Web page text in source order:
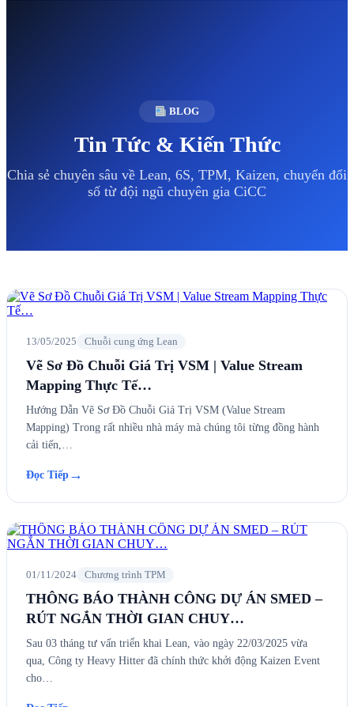
BLOG
Tin Tức & Kiến Thức
Chia sẻ chuyên sâu về Lean, 6S, TPM, Kaizen, chuyển đổi
số từ đội ngũ chuyên gia CiCC
13/05/2025 Chuỗi cung ứng Lean
Vẽ Sơ Đồ Chuỗi Giá Trị VSM | Value Stream
Mapping Thực Tế…
Hướng Dẫn Vẽ Sơ Đồ Chuỗi Giá Trị VSM (Value Stream
Mapping) Trong rất nhiều nhà máy mà chúng tôi từng đồng hành
cải tiến,…
Đọc Tiếp →
01/11/2024 Chương trình TPM
THÔNG BÁO THÀNH CÔNG DỰ ÁN SMED –
RÚT NGẮN THỜI GIAN CHUY…
Sau 03 tháng tư vấn triển khai Lean, vào ngày 22/03/2025 vừa
qua, Công ty Heavy Hitter đã chính thức khởi động Kaizen Event
cho…